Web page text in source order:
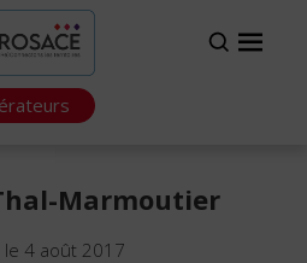
Marmoutier
le 4 août 2017